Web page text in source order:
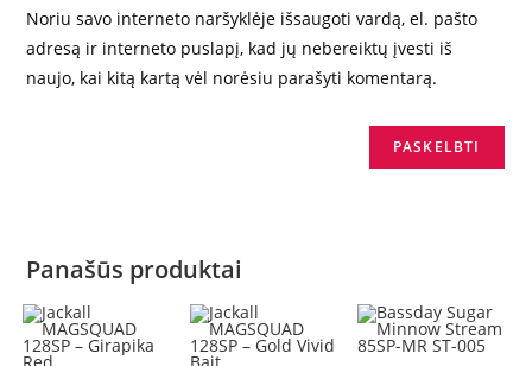
Noriu savo interneto naršyklėje išsaugoti vardą, el. pašto
adresą ir interneto puslapį, kad jų nebereiktų įvesti iš
naujo, kai kitą kartą vėl norėsiu parašyti komentarą.
Panašūs produktai